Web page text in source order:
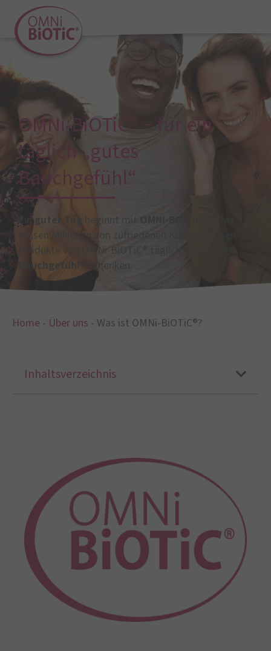
OMNi-BiOTiC® − für ein
täglich „gutes
Bauchgefühl“
Einguter Tag beginnt mit
wissen Millionen von zufriedenen Kunden, denen
Produkte von OMNi-BiOTiC® täglich ein
Bauchgefühl“
Home - Über uns - Was ist OMNi-BiOTiC®?
Inhaltsverzeichnis